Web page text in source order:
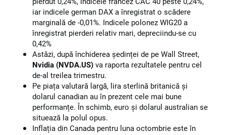
iar indicele german DAX a înregistrat o scădere
marginală de -0,01%. Indicele polonez WIG20 a
înregistrat pierderi relativ mari, depreciindu-se cu
0,42%
Astăzi, după închiderea ședinței de pe Wall Street,
Nvidia (NVDA.US) va raporta rezultatele pentru cel
de-al treilea trimestru.
Pe piața valutară largă, lira sterlină britanică și
dolarul canadian au în prezent cele mai bune
performanțe. În schimb, euro și dolarul australian se
situează la polul opus.
Inflația din Canada pentru luna octombrie este în